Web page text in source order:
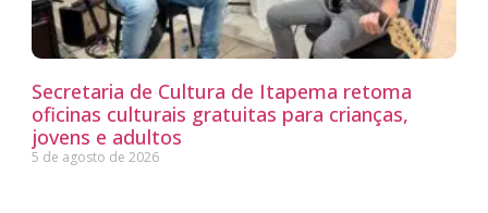
Secretaria de Cultura de Itapema retoma
oficinas culturais gratuitas para crianças,
jovens e adultos
5 de agosto de 2026